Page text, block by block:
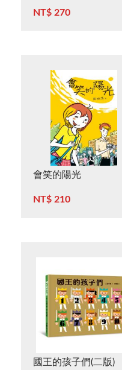
NT$ 270
會笑的陽光
NT$ 210
國王的孩子們(二版)